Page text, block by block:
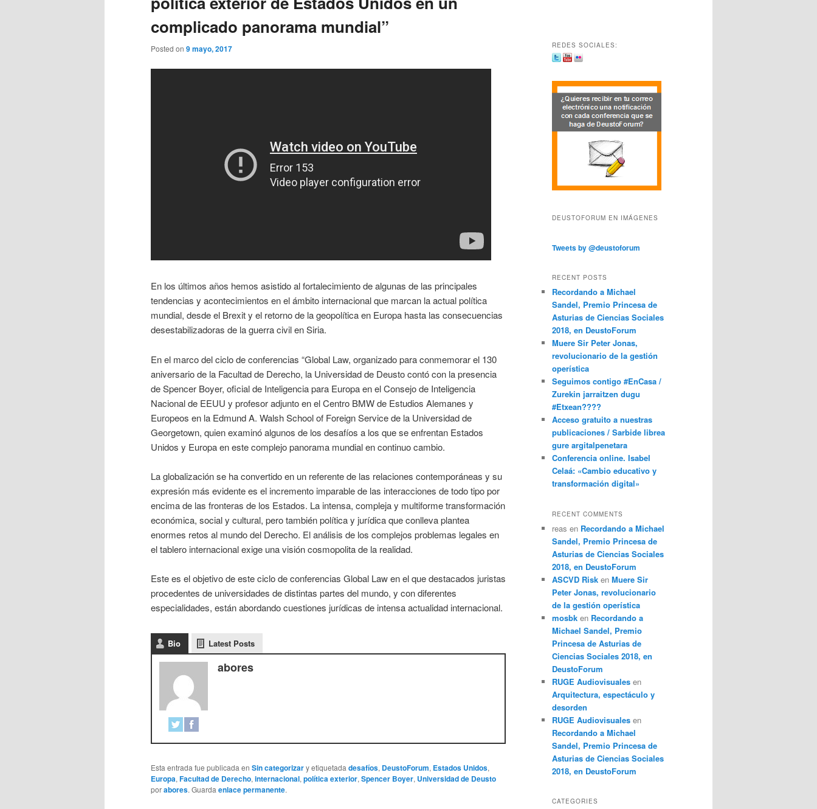
complicado panorama mundial”
Posted on 9 mayo, 2017
En los últimos años hemos asistido al fortalecimiento de algunas de las principales
tendencias y acontecimientos en el ámbito internacional que marcan la actual política
mundial, desde el Brexit y el retorno de la geopolítica en Europa hasta las consecuencias
desestabilizadoras de la guerra civil en Siria.
En el marco del ciclo de conferencias “Global Law, organizado para conmemorar el 130
aniversario de la Facultad de Derecho, la Universidad de Deusto contó con la presencia
de Spencer Boyer, oficial de Inteligencia para Europa en el Consejo de Inteligencia
Nacional de EEUU y profesor adjunto en el Centro BMW de Estudios Alemanes y
Europeos en la Edmund A. Walsh School of Foreign Service de la Universidad de
Georgetown, quien examinó algunos de los desafíos a los que se enfrentan Estados
Unidos y Europa en este complejo panorama mundial en continuo cambio.
La globalización se ha convertido en un referente de las relaciones contemporáneas y su
expresión más evidente es el incremento imparable de las interacciones de todo tipo por
encima de las fronteras de los Estados. La intensa, compleja y multiforme transformación
económica, social y cultural, pero también política y jurídica que conlleva plantea
enormes retos al mundo del Derecho. El análisis de los complejos problemas legales en
el tablero internacional exige una visión cosmopolita de la realidad.
Este es el objetivo de este ciclo de conferencias Global Law en el que destacados juristas
procedentes de universidades de distintas partes del mundo, y con diferentes
especialidades, están abordando cuestiones jurídicas de intensa actualidad internacional.
Bio Latest Posts
abores
Esta entrada fue publicada en Sin categorizary etiquetadadesafíos, DeustoForum, Estados Unidos,
Europa,Facultad de Derecho,internacional,política exterior,Spencer Boyer, Universidad de Deusto
porabores. Guardaenlace permanente.
REDES SOCIALES:
DEUSTOFORUM EN IMÁGENES
Tweets by @deustoforum
RECENT POSTS
Recordando a Michael
Sandel, Premio Princesa de
Asturias de Ciencias Sociales
2018, en DeustoForum
Muere Sir Peter Jonas,
revolucionario de la gestión
operística
Seguimos contigo #EnCasa /
Zurekin jarraitzen dugu
#Etxean????
Acceso gratuito a nuestras
publicaciones / Sarbide librea
gure argitalpenetara
Conferencia online. Isabel
Celaá: «Cambio educativo y
transformación digital»
RECENT COMMENTS
reas en Recordando a Michael
Sandel, Premio Princesa de
Asturias de Ciencias Sociales
2018, en DeustoForum
ASCVD Risk en Muere Sir
Peter Jonas, revolucionario
de la gestión operística
mosbk en Recordando a
Michael Sandel, Premio
Princesa de Asturias de
Ciencias Sociales 2018, en
DeustoForum
RUGE Audiovisuales en
Arquitectura, espectáculo y
desorden
RUGE Audiovisuales en
Recordando a Michael
Sandel, Premio Princesa de
Asturias de Ciencias Sociales
2018, en DeustoForum
CATEGORIES